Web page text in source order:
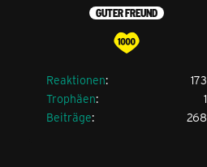
GUTER FREUND
Reaktionen
173
Trophäen
1
Beiträge
268